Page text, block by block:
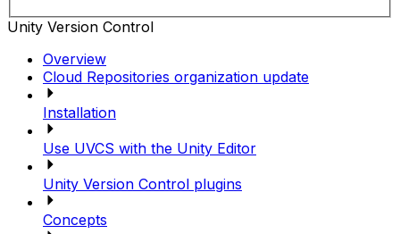
Unity Version Control
Overview
Cloud Repositories organization update
Installation
Use UVCS with the Unity Editor
Unity Version Control plugins
Concepts